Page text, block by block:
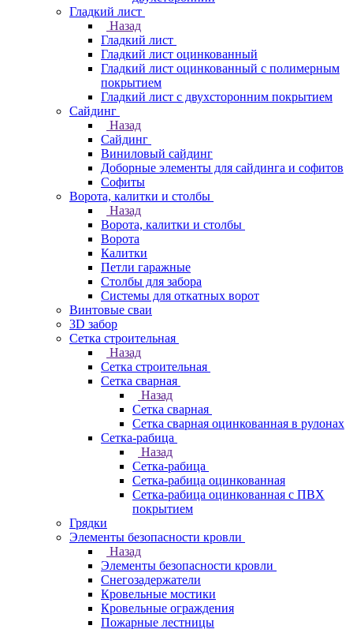
Гладкий лист
Назад
Гладкий лист
Гладкий лист оцинкованный
Гладкий лист оцинкованный с полимерным
покрытием
Гладкий лист с двухсторонним покрытием
Сайдинг
Назад
Сайдинг
Виниловый сайдинг
Доборные элементы для сайдинга и софитов
Софиты
Ворота, калитки и столбы
Назад
Ворота, калитки и столбы
Ворота
Калитки
Петли гаражные
Столбы для забора
Системы для откатных ворот
Винтовые сваи
3D забор
Сетка строительная
Назад
Сетка строительная
Сетка сварная
Назад
Сетка сварная
Сетка сварная оцинкованная в рулонах
Сетка-рабица
Назад
Сетка-рабица
Сетка-рабица оцинкованная
Сетка-рабица оцинкованная с ПВХ
покрытием
Грядки
Элементы безопасности кровли
Назад
Элементы безопасности кровли
Снегозадержатели
Кровельные мостики
Кровельные ограждения
Пожарные лестницы